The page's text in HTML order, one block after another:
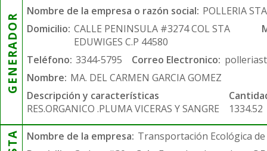
GENERADOR
Nombre de la empresa o razón social: POLLERIA
Domicilio: CALLE PENINSULA #3274 COL STA
EDUWIGES C.P 44580
Teléfono: 3344-5795 Correo Electronico:
Nombre: MA. DEL CARMEN GARCIA GOMEZ
Descripción y características
RES.ORGANICO .PLUMA VICERAS Y SANGRE
1334.52
Nombre de la empresa: Transportación Ecológica de